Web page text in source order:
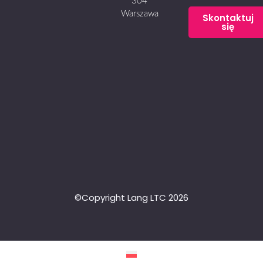
Warszawa
Skontaktuj
się
©Copyright Lang LTC 2026